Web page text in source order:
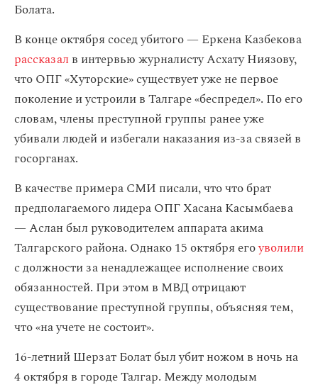
Болата.
В конце октября сосед убитого — Еркена Казбекова
рассказал в интервью журналисту Асхату Ниязову,
что ОПГ «Хуторские» существует уже не первое
поколение и устроили в Талгаре «беспредел». По его
словам, члены преступной группы ранее уже
убивали людей и избегали наказания из-за связей в
госорганах.
В качестве примера СМИ писали, что что брат
предполагаемого лидера ОПГ Хасана Касымбаева
— Аслан был руководителем аппарата акима
Талгарского района. Однако 15 октября егоуволили
с должности за ненадлежащее исполнение своих
обязанностей. При этом в МВД отрицают
существование преступной группы, объясняя тем,
что «на учете не состоит».
16-летний Шерзат Болат был убит ножом в ночь на
4 октября в городе Талгар. Между молодым